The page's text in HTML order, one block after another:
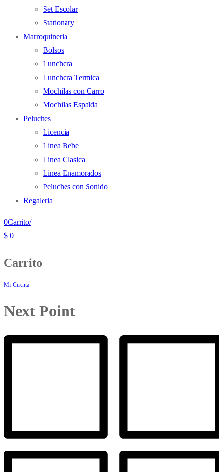
Set Escolar
Stationary
Marroquineria
Bolsos
Lunchera
Lunchera Termica
Mochilas con Carro
Mochilas Espalda
Peluches
Licencia
Linea Bebe
Linea Clasica
Linea Enamorados
Peluches con Sonido
Regaleria
0Carrito/
$ 0
Carrito
Mi Cuenta
Next Point